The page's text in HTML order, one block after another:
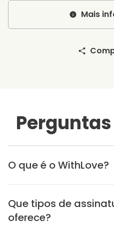
Mais
O que é o WithLove?
Que tipos de
oferece?